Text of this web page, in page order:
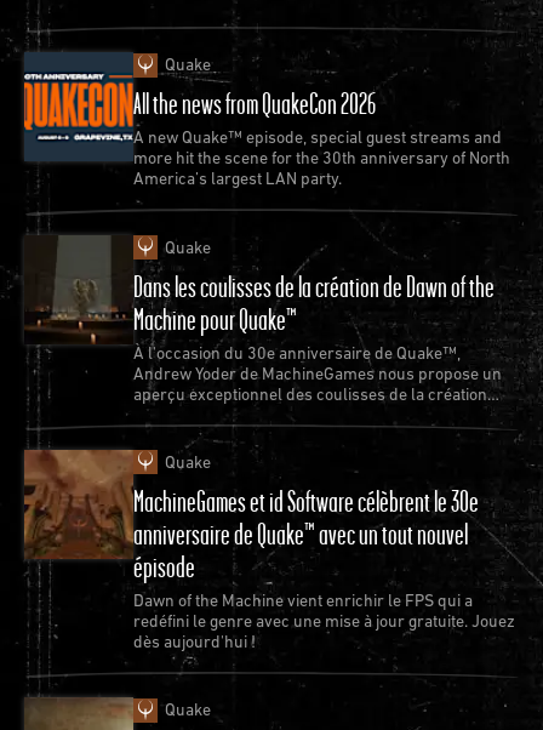
Quake
All the news from QuakeCon 2026
A new Quake™ episode, special guest streams and
more hit the scene for the 30th anniversary of North
America’s largest LAN party.
Quake
Dans les coulisses de la création de Dawn of the
Machine pour Quake™
À l'occasion du 30e anniversaire de Quake™,
Andrew Yoder de MachineGames nous propose un
aperçu exceptionnel des coulisses de la création
d'un nouvel épisode de Quake.
Quake
MachineGames et id Software célèbrent le 30e
anniversaire de Quake™ avec un tout nouvel
épisode
Dawn of the Machine vient enrichir le FPS qui a
redéfini le genre avec une mise à jour gratuite. Jouez
dès aujourd'hui !
Quake